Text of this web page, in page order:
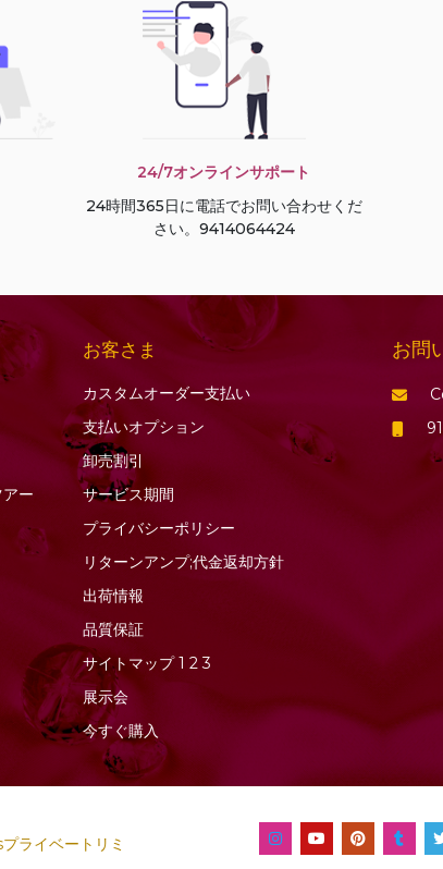
24/7オンラインサポート
24時間365日に電話でお問い合わせくだ
さい。9414064424
ー
お客さま
カスタムオーダー支払い
支払いオプション
卸売割引
サービス期間
プライバシーポリシー
リターンアンプ;代金返却方針
出荷情報
品質保証
サイトマップ 1 2 3
展示会
今すぐ購入
お問
ライベートリミ